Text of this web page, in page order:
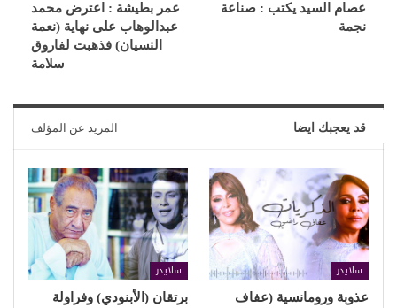
عصام السيد يكتب : صناعة
نجمة
عمر بطيشة : اعترض محمد
عبدالوهاب على نهاية (نعمة
النسيان) فذهبت لفاروق
سلامة
قد يعجبك ايضا المزيد عن المؤلف
سلايدر
عذوبة ورومانسية (عفاف
سلايدر
برتقان (الأبنودي) وفراولة